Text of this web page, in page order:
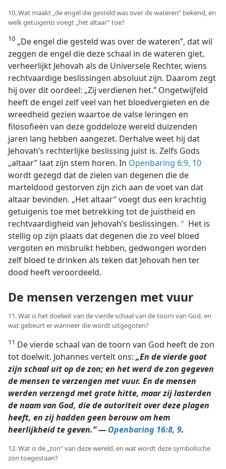
10. Wat maakt „de engel die gesteld was over de wateren” bekend, en
welk getuigenis voegt „het altaar” toe?
10 „De engel die gesteld was over de wateren”, dat wil
zeggen de engel die deze schaal in de wateren giet,
verheerlijkt Jehovah als de Universele Rechter, wiens
rechtvaardige beslissingen absoluut zijn. Daarom zegt
hij over dit oordeel: „Zij verdienen het.” Ongetwijfeld
heeft de engel zelf veel van het bloedvergieten en de
wreedheid gezien waartoe de valse leringen en
filosofieën van deze goddeloze wereld duizenden
jaren lang hebben aangezet. Derhalve weet hij dat
Jehovah’s rechterlijke beslissing juist is. Zelfs Gods
„altaar” laat zijn stem horen. In Openbaring 6:9, 10
wordt gezegd dat de zielen van degenen die de
marteldood gestorven zijn zich aan de voet van dat
altaar bevinden. „Het altaar” voegt dus een krachtig
getuigenis toe met betrekking tot de juistheid en
rechtvaardigheid van Jehovah’s beslissingen. a Het is
stellig op zijn plaats dat degenen die zo veel bloed
vergoten en misbruikt hebben, gedwongen worden
zelf bloed te drinken als teken dat Jehovah hen ter
dood heeft veroordeeld.
De mensen verzengen met vuur
11. Wat is het doelwit van de vierde schaal van de toorn van God, en
wat gebeurt er wanneer die wordt uitgegoten?
11 De vierde schaal van de toorn van God heeft de zon
tot doelwit. Johannes vertelt ons: „En de vierde goot
zijn schaal uit op de zon; en het werd de zon gegeven
de mensen te verzengen met vuur. En de mensen
werden verzengd met grote hitte, maar zij lasterden
de naam van God, die de autoriteit over deze plagen
heeft, en zij hadden geen berouw om hem
heerlijkheid te geven.” — Openbaring 16:8, 9.
12. Wat is de „zon” van deze wereld, en wat wordt deze symbolische
zon toegestaan?